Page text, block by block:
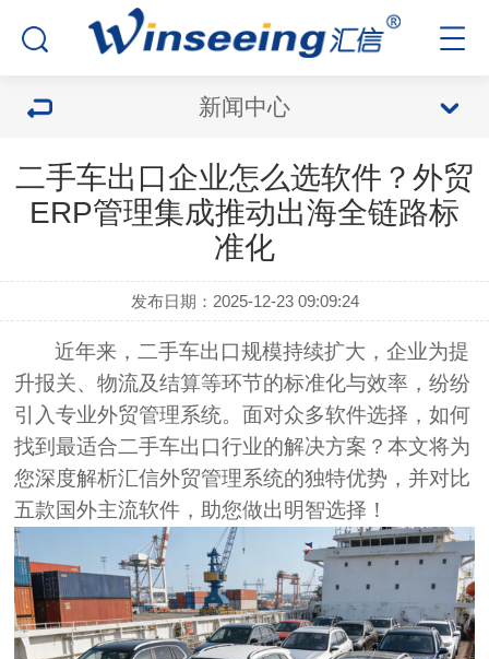
新闻中心
二手车出口企业怎么选软件？外贸
ERP管理集成推动出海全链路标
准化
发布日期：2025-12-23 09:09:24
近年来，二手车出口规模持续扩大，企业为提
升报关、物流及结算等环节的标准化与效率，纷纷
引入专业外贸管理系统。面对众多软件选择，如何
找到最适合二手车出口行业的解决方案？本文将为
您深度解析汇信外贸管理系统的独特优势，并对比
五款国外主流软件，助您做出明智选择！